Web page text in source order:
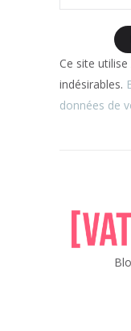
Ce site
indésirables.
données de